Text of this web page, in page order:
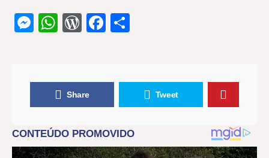
Messenger
WhatsApp
WordPress
Facebook
Share Tweet